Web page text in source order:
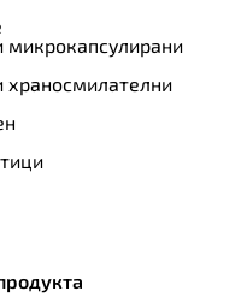
микрокапсулирани
храносмилателни